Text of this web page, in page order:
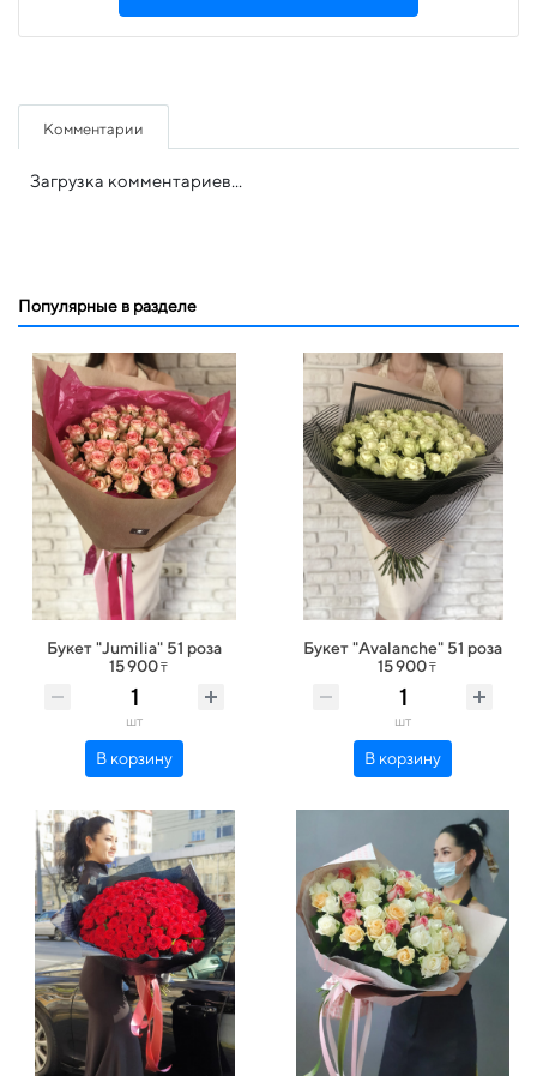
Комментарии
Загрузка комментариев...
Популярные в разделе
Букет "Jumilia" 51 роза
15 900₸
шт
В корзину
Букет "Avalanche" 51 роза
15 900₸
шт
В корзину